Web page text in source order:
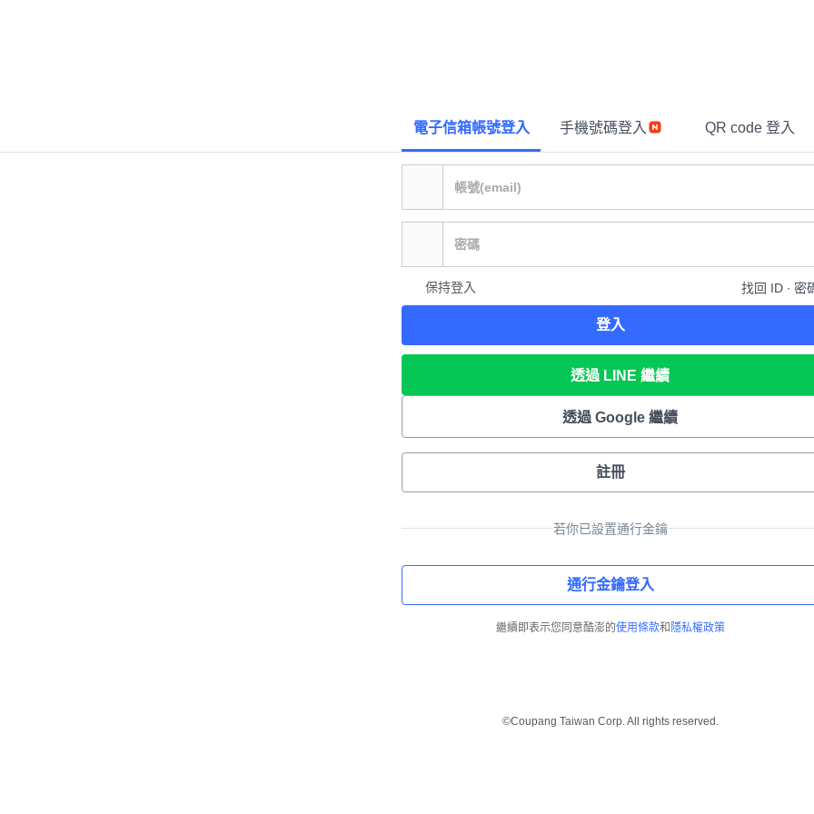
電子信箱帳號登入 手機號碼登入 QR code 登入
保持登入 找回 ID ∙ 密
登入
透過 LINE 繼續
透過 Google 繼續
註冊
若你已設置通行金鑰
通行金鑰登入
繼續即表示您同意酷澎的使用條款和 隱私權政策
©Coupang Taiwan Corp. All rights reserved.